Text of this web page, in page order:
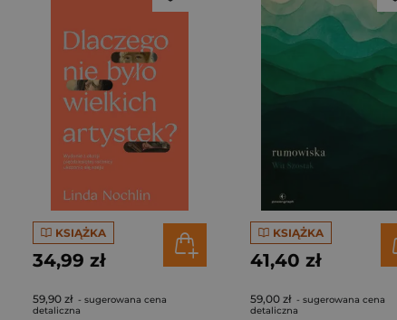
KSIĄŻKA
34,99 zł
59,90 zł - sugerowana cena
detaliczna
KSIĄŻKA
41,40 zł
59,00 zł - sugerowana cena
detaliczna